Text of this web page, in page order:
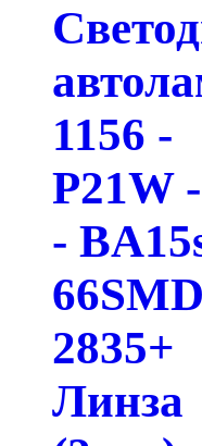
1156 -
P21W
-
66SMD
2835+
Линза